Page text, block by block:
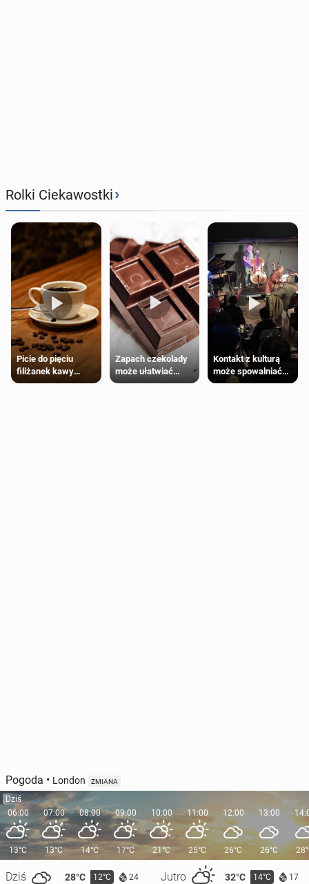
Rolki Ciekawostki›
Picie do pięciu
filiżanek kawy
dziennie jest
Zapach czekolady
może ułatwiać
trening siłowy
Kontakt z kulturą
może spowalniać
starzenie
Pogoda • London ZMIANA
Dziś
06:00
13°C
Dziś 28°C 12°C 24 Jutro 32°C 14°C 17
07:00
13°C
08:00
14°C
09:00
17°C
10:00
21°C
11:00
25°C
12:00
26°C
13:00
26°C